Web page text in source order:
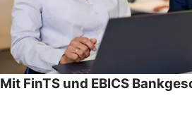
Mit FinTS und EBICS